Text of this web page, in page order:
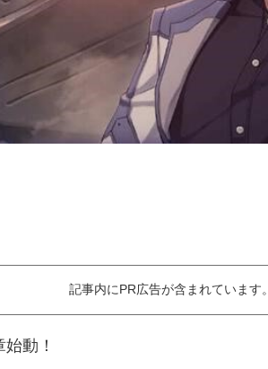
記事内にPR広告が含まれています。
動！